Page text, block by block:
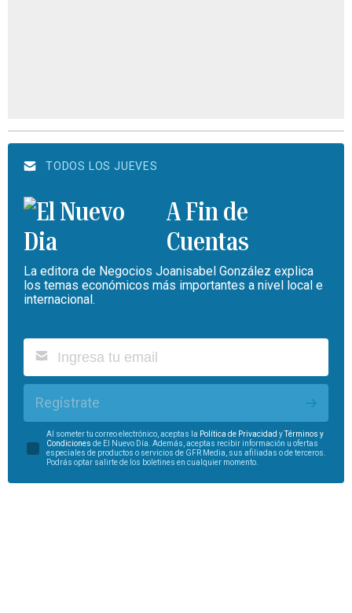
TODOS LOS JUEVES
A Fin de
Cuentas
La editora de Negocios Joanisabel González explica
los temas económicos más importantes a nivel local e
internacional.
Regístrate
Al someter tu correo electrónico, aceptas la Política de Privacidad yTérminos y
Condiciones de El Nuevo Día. Además, aceptas recibir información u ofertas
especiales de productos o servicios de GFR Media, sus afiliadas o de terceros.
Podrás optar salirte de los boletines en cualquier momento.